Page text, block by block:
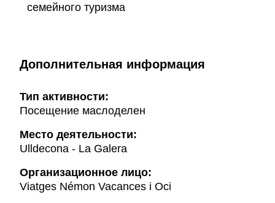
семейного туризма
Дополнительная информация
Тип активности:
Посещение маслоделен
Mесто деятельности:
Ulldecona - La Galera
Организационное лицо:
Viatges Némon Vacances i Oci